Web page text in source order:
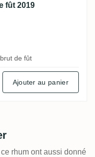
fût 2019
de fût
Ajouter au panier
rhum ont aussi donné